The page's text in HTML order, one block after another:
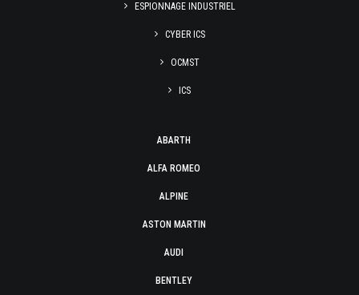
ESPIONNAGE INDUSTRIEL
CYBER ICS
OCMST
ICS
ABARTH
ALFA ROMEO
ALPINE
ASTON MARTIN
AUDI
BENTLEY